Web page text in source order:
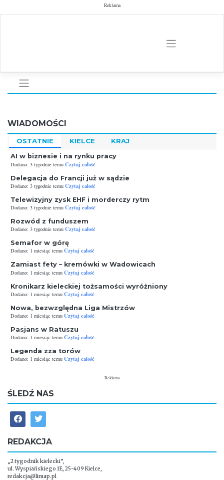
to
Reklama
WIADOMOŚCI
OSTATNIE KIELCE KRAJ
AI w biznesie i na rynku pracy
Dodano: 3 tygodnie temu Czytaj całość
Delegacja do Francji już w sądzie
Dodano: 3 tygodnie temu Czytaj całość
Telewizyjny zysk EHF i morderczy rytm
Dodano: 3 tygodnie temu Czytaj całość
Rozwód z funduszem
Dodano: 3 tygodnie temu Czytaj całość
Semafor w górę
Dodano: 1 miesiąc temu Czytaj całość
Zamiast fety – kremówki w Wadowicach
Dodano: 1 miesiąc temu Czytaj całość
Kronikarz kieleckiej tożsamości wyróżniony
Dodano: 1 miesiąc temu Czytaj całość
Nowa, bezwzględna Liga Mistrzów
Dodano: 1 miesiąc temu Czytaj całość
Pasjans w Ratuszu
Dodano: 1 miesiąc temu Czytaj całość
Legenda zza torów
Dodano: 1 miesiąc temu Czytaj całość
Reklama
ŚLEDŹ NAS
REDAKCJA
„2 tygodnik kielecki”,
ul. Wyspiańskiego 1E, 25-409 Kielce,
redakcja@limap.pl